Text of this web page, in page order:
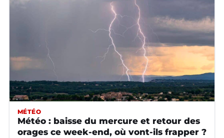
MÉTÉO
Météo : baisse du mercure et retour des
orages ce week-end, où vont-ils frapper ?